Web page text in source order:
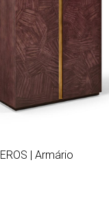
EROS | Armário